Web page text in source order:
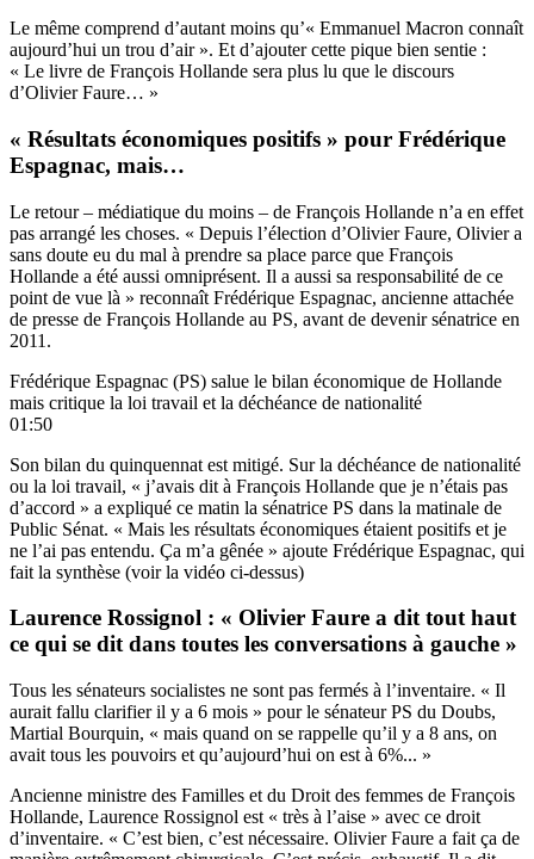
Le même comprend d’autant moins qu’« Emmanuel Macron connaît
aujourd’hui un trou d’air ». Et d’ajouter cette pique bien sentie :
« Le livre de François Hollande sera plus lu que le discours
d’Olivier Faure… »
« Résultats économiques positifs » pour Frédérique
Espagnac, mais…
Le retour – médiatique du moins – de François Hollande n’a en effet
pas arrangé les choses. « Depuis l’élection d’Olivier Faure, Olivier a
sans doute eu du mal à prendre sa place parce que François
Hollande a été aussi omniprésent. Il a aussi sa responsabilité de ce
point de vue là » reconnaît Frédérique Espagnac, ancienne attachée
de presse de François Hollande au PS, avant de devenir sénatrice en
2011.
Frédérique Espagnac (PS) salue le bilan économique de Hollande
mais critique la loi travail et la déchéance de nationalité
01:50
Son bilan du quinquennat est mitigé. Sur la déchéance de nationalité
ou la loi travail, « j’avais dit à François Hollande que je n’étais pas
d’accord » a expliqué ce matin la sénatrice PS dans la matinale de
Public Sénat. « Mais les résultats économiques étaient positifs et je
ne l’ai pas entendu. Ça m’a gênée » ajoute Frédérique Espagnac, qui
fait la synthèse (voir la vidéo ci-dessus)
Laurence Rossignol : « Olivier Faure a dit tout haut
ce qui se dit dans toutes les conversations à gauche »
Tous les sénateurs socialistes ne sont pas fermés à l’inventaire. « Il
aurait fallu clarifier il y a 6 mois » pour le sénateur PS du Doubs,
Martial Bourquin, « mais quand on se rappelle qu’il y a 8 ans, on
avait tous les pouvoirs et qu’aujourd’hui on est à 6%... »
Ancienne ministre des Familles et du Droit des femmes de François
Hollande, Laurence Rossignol est « très à l’aise » avec ce droit
d’inventaire. « C’est bien, c’est nécessaire. Olivier Faure a fait ça de